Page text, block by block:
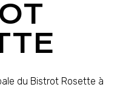
du Bistrot Rosette à